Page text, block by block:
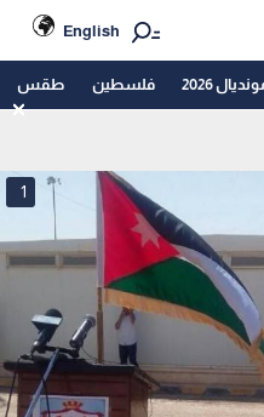
English
2026 فلسطين طقس
1